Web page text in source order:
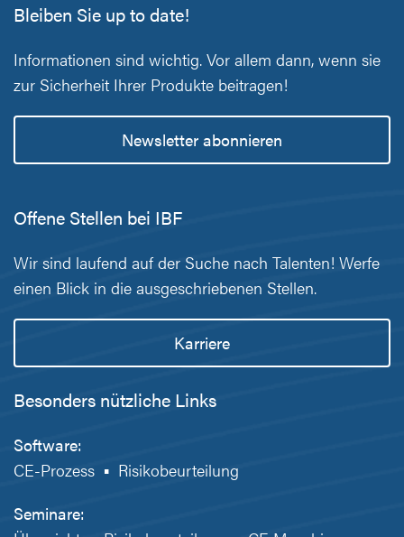
Bleiben Sie up to date!
Informationen sind wichtig. Vor allem dann, wenn sie
zur Sicherheit Ihrer Produkte beitragen!
Newsletter abonnieren
Offene Stellen bei IBF
Wir sind laufend auf der Suche nach Talenten! Werfe
einen Blick in die ausgeschriebenen Stellen.
Karriere
Besonders nützliche Links
Software:
CE-Prozess ▪ Risikobeurteilung
Seminare: